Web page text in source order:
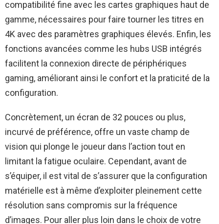
compatibilité fine avec les cartes graphiques haut de
gamme, nécessaires pour faire tourner les titres en
4K avec des paramètres graphiques élevés. Enfin, les
fonctions avancées comme les hubs USB intégrés
facilitent la connexion directe de périphériques
gaming, améliorant ainsi le confort et la praticité de la
configuration.
Concrètement, un écran de 32 pouces ou plus,
incurvé de préférence, offre un vaste champ de
vision qui plonge le joueur dans l’action tout en
limitant la fatigue oculaire. Cependant, avant de
s’équiper, il est vital de s’assurer que la configuration
matérielle est à même d’exploiter pleinement cette
résolution sans compromis sur la fréquence
d’images. Pour aller plus loin dans le choix de votre